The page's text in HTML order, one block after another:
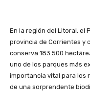
En la región del Litoral, el
provincia de Corrientes y
conserva 183.500
uno de los parques más
importancia vital para los
de una sorprendente